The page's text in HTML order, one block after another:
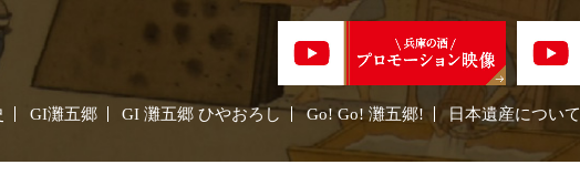
GI灘五郷 GI 灘五郷 ひやおろし Go! Go! 灘五郷! 日本遺産について